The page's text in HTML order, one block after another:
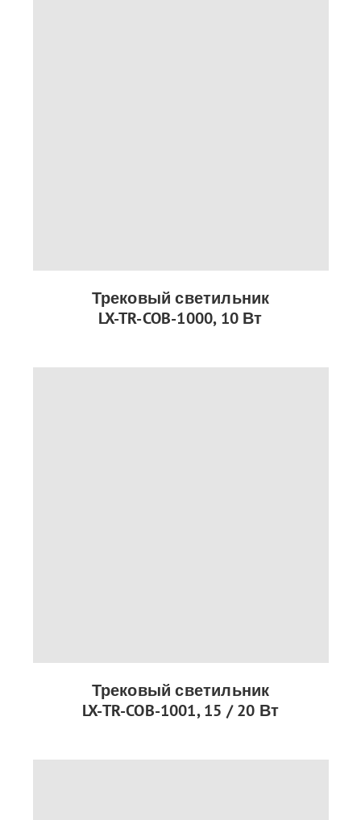
Трековый светильник
LX-TR-COB-1000, 10 Вт
Трековый светильник
LX-TR-COB-1001, 15 / 20 Вт